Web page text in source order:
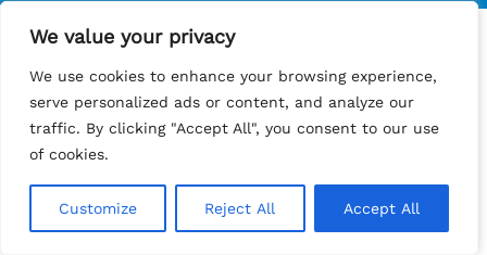
We value your privacy
We use cookies to enhance your browsing experience,
serve personalized ads or content, and analyze our
traffic. By clicking "Accept All", you consent to our use
of cookies.
Customize Reject All Accept All
We value your privacy
We use cookies to enhance your browsing experience,
serve personalized ads or content, and analyze our
traffic. By clicking "Accept All", you consent to our use
of cookies.
Customize Reject All Accept All